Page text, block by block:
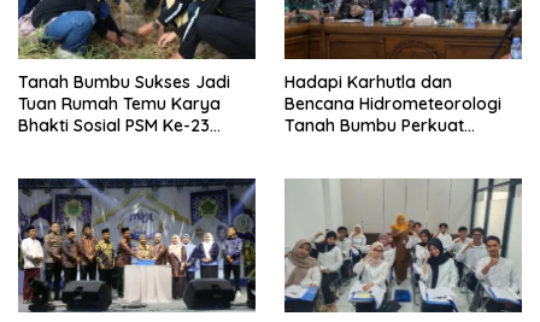
Tanah Bumbu Sukses Jadi
Tuan Rumah Temu Karya
Bhakti Sosial PSM Ke-23
Hadapi Karhutla dan
Bencana Hidrometeorologi
Tanah Bumbu Perkuat